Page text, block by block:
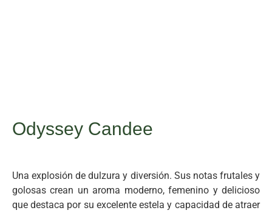
Odyssey Candee
Una explosión de dulzura y diversión. Sus notas frutales y
golosas crean un aroma moderno, femenino y delicioso
que destaca por su excelente estela y capacidad de atraer